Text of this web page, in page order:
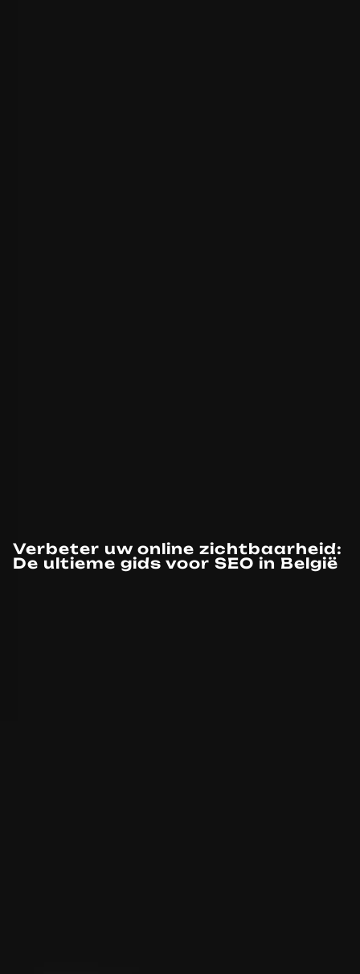
Verbeter uw online zichtbaarheid:
De ultieme gids voor SEO in België